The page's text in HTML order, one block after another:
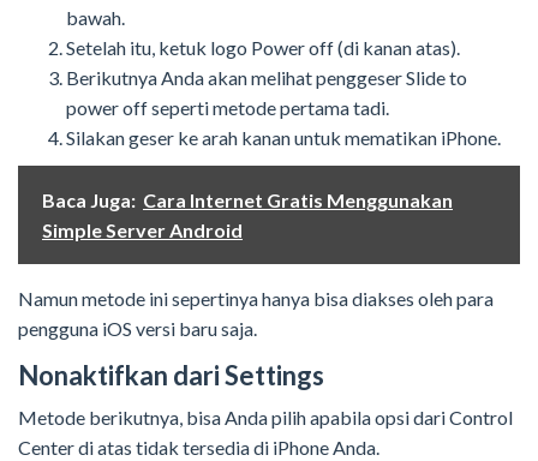
bawah.
Setelah itu, ketuk logo Power off (di kanan atas).
Berikutnya Anda akan melihat penggeser Slide to
power off seperti metode pertama tadi.
Silakan geser ke arah kanan untuk mematikan iPhone.
Baca Juga: Cara Internet Gratis Menggunakan
Simple Server Android
Namun metode ini sepertinya hanya bisa diakses oleh para
pengguna iOS versi baru saja.
Nonaktifkan dari Settings
Metode berikutnya, bisa Anda pilih apabila opsi dari Control
Center di atas tidak tersedia di iPhone Anda.